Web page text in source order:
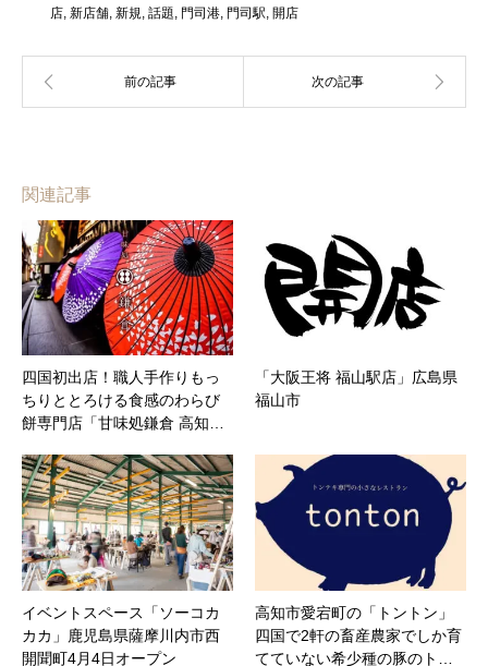
店 新店舗 新規 話題 門司港 門司駅 開店
関連記事
四国初出店！職人手作りもっ
ちりととろける食感のわらび
餅専門店「甘味処鎌倉 高知…
「大阪王将 福山駅店」広島県
福山市
イベントスペース「ソーコカ
カカ」鹿児島県薩摩川内市西
開聞町4月4日オープン
高知市愛宕町の「トントン」
四国で2軒の畜産農家でしか育
てていない希少種の豚のト…